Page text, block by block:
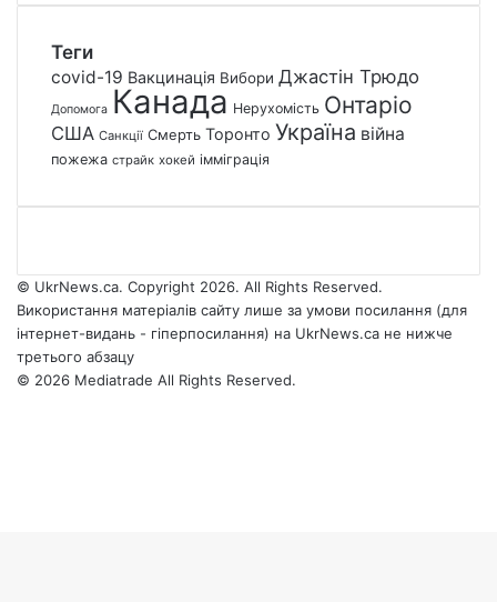
Теги
covid-19 Вакцинація Вибори Джастін Трюдо
Допомога Канада Нерухомість Онтаріо
США Санкції Смерть Торонто Україна війна
пожежа страйк хокей імміграція
© UkrNews.ca. Copyright 2026. All Rights Reserved.
Використання матеріалів сайту лише за умови посилання (для
інтернет-видань - гіперпосилання) на UkrNews.ca не нижче
третього абзацу
© 2026 Mediatrade All Rights Reserved.